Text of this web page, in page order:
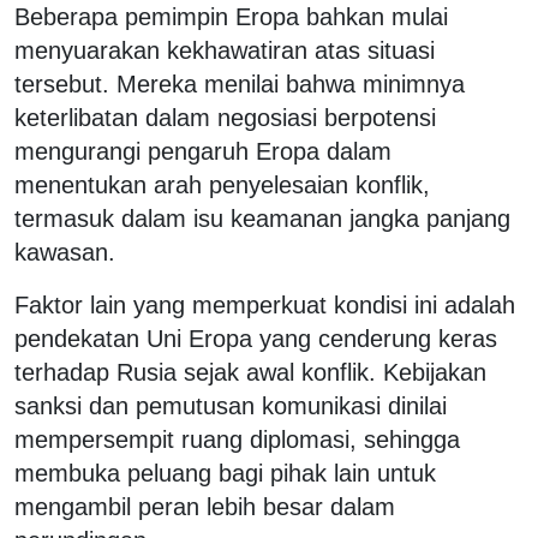
Beberapa pemimpin Eropa bahkan mulai
menyuarakan kekhawatiran atas situasi
tersebut. Mereka menilai bahwa minimnya
keterlibatan dalam negosiasi berpotensi
mengurangi pengaruh Eropa dalam
menentukan arah penyelesaian konflik,
termasuk dalam isu keamanan jangka panjang
kawasan.
Faktor lain yang memperkuat kondisi ini adalah
pendekatan Uni Eropa yang cenderung keras
terhadap Rusia sejak awal konflik. Kebijakan
sanksi dan pemutusan komunikasi dinilai
mempersempit ruang diplomasi, sehingga
membuka peluang bagi pihak lain untuk
mengambil peran lebih besar dalam